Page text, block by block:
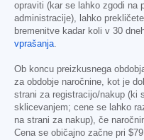
opraviti (kar se lahko zgodi na
administracije), lahko
bremenitve kadar koli v 30
vprašanja.
Ob koncu preizkusnega
za obdobje naročnine, kot je
strani za registracijo/nakup (ki
sklicevanjem; cene se lahko
na strani za nakup), če
Cena se običajno začne pri